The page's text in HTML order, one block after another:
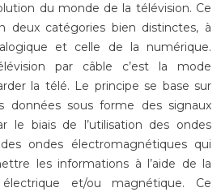
du monde de la télévision. Ce
deux catégories bien distinctes, à
et celle de la numérique.
par câble c’est la mode
la télé. Le principe se base sur
données sous forme des signaux
le biais de l’utilisation des ondes
ondes électromagnétiques qui
les informations à l’aide de la
et/ou magnétique. Ce